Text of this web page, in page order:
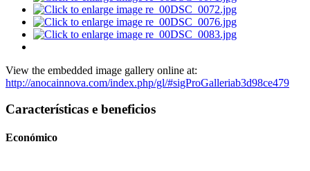
View the embedded image gallery online at:
http://anocainnova.com/index.php/gl/#sigProGalleriab3d98ce479
Características e beneficios
Económico